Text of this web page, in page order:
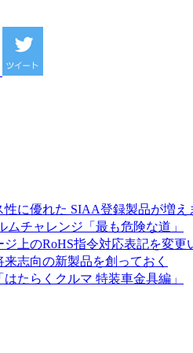
に優れた SIAA登録製品が増え
ムチャレンジ「最も危険な道」
ジ上のRoHS指令対応表記を変更
志向の新製品を創っておく
たらくクルマ 特装車金具編」